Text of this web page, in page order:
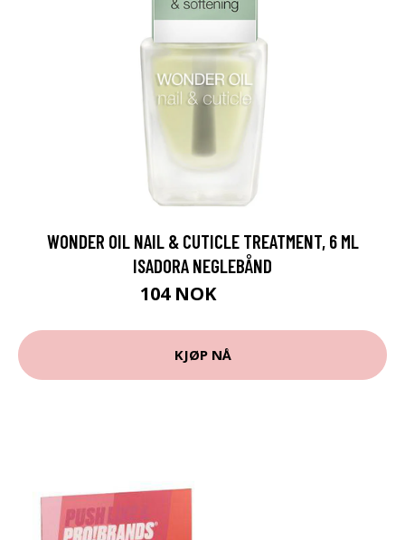
WONDER OIL NAIL & CUTICLE TREATMENT, 6 ML
ISADORA NEGLEBÅND
104 NOK
KJØP NÅ